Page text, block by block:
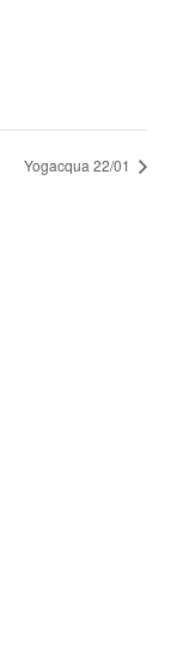
Yogacqua 22/01